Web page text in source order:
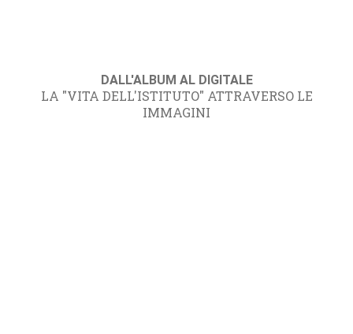
DALL'ALBUM AL DIGITALE
LA "VITA DELL'ISTITUTO" ATTRAVERSO LE
IMMAGINI